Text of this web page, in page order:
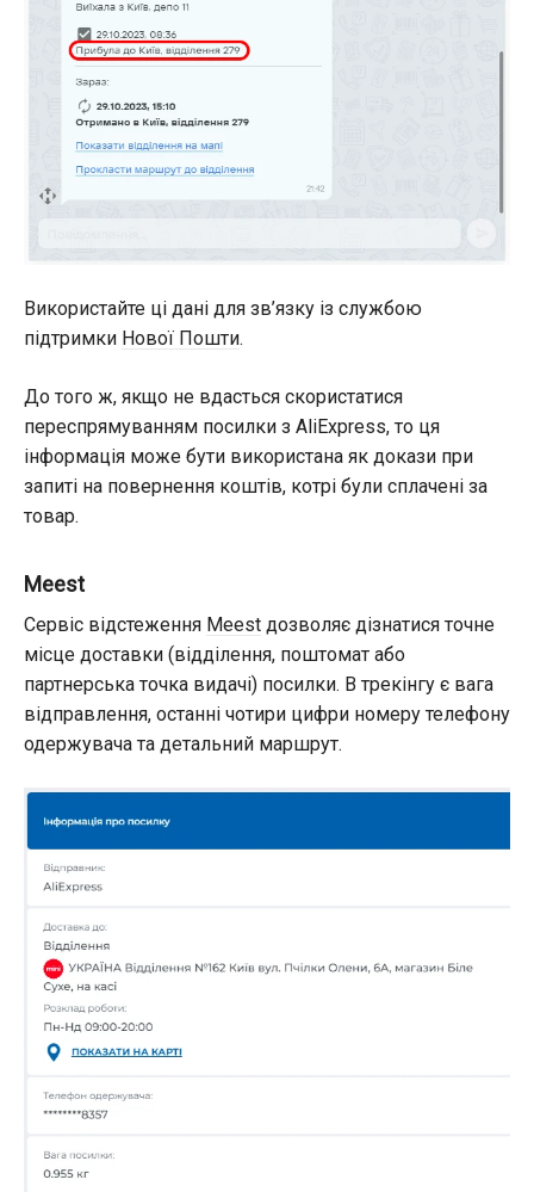
Використайте ці дані для зв’язку із службою
підтримки Нової Пошти.
До того ж, якщо не вдасться скористатися
переспрямуванням посилки з AliExpress, то ця
інформація може бути використана як докази при
запиті на повернення коштів, котрі були сплачені за
товар.
Meest
Сервіс відстеження Meest дозволяє дізнатися точне
місце доставки (відділення, поштомат або
партнерська точка видачі) посилки. В трекінгу є вага
відправлення, останні чотири цифри номеру телефону
одержувача та детальний маршрут.